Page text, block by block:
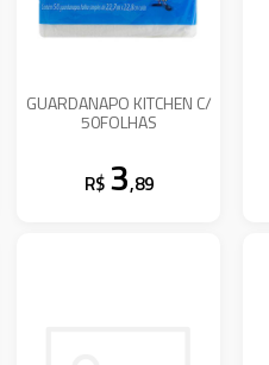
GUARDANAPO KITCHEN C/
50FOLHAS
R$ 3,89